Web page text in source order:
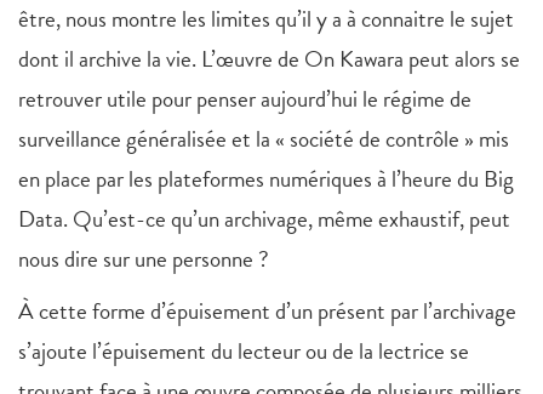
être, nous montre les limites qu’il y a à connaitre le sujet
dont il archive la vie. L’œuvre de On Kawara peut alors se
retrouver utile pour penser aujourd’hui le régime de
surveillance généralisée et la « société de contrôle » mis
en place par les plateformes numériques à l’heure du Big
Data. Qu’est-ce qu’un archivage, même exhaustif, peut
nous dire sur une personne ?
À cette forme d’épuisement d’un présent par l’archivage
s’ajoute l’épuisement du lecteur ou de la lectrice se